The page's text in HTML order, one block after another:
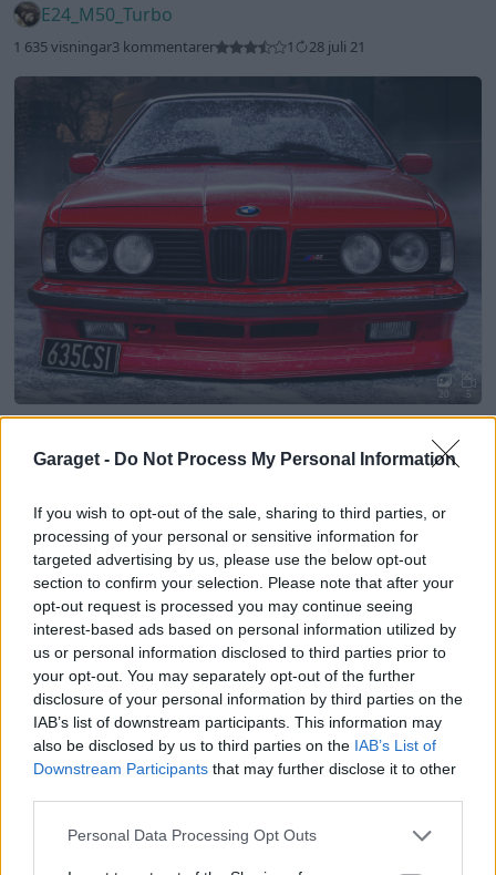
Garaget - Do Not Process My Personal Information
If you wish to opt-out of the sale, sharing to third parties, or
processing of your personal or sensitive information for
targeted advertising by us, please use the below opt-out
section to confirm your selection. Please note that after your
opt-out request is processed you may continue seeing
interest-based ads based on personal information utilized by
us or personal information disclosed to third parties prior to
your opt-out. You may separately opt-out of the further
disclosure of your personal information by third parties on the
IAB’s list of downstream participants. This information may
also be disclosed by us to third parties on the IAB’s List of
Downstream Participants that may further disclose it to other
Personal Data Processing Opt Outs
E24_M50_Turbo
1 635 visningar3 kommentarer 1 28 juli 21
20 5
BMW 635 Csi"M6"(1985)
Fransjeager
BMW E30 325 Mtech-2 (1990)